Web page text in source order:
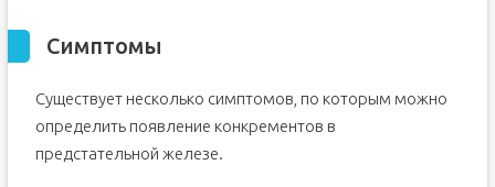
Симптомы
Существует несколько симптомов, по которым можно
определить появление конкрементов в
предстательной железе.